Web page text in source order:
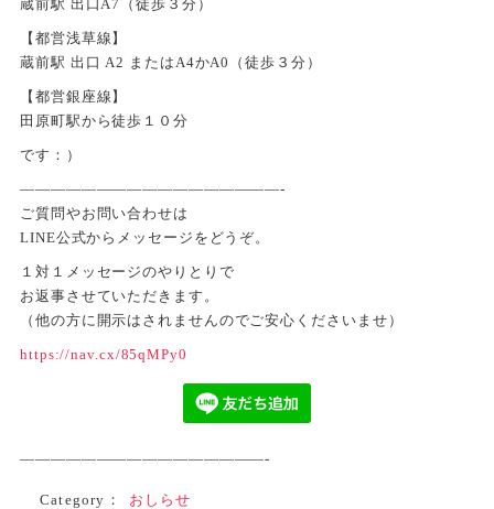
蔵前駅 出口A7（徒歩３分）
【都営浅草線】
蔵前駅 出口 A2 またはA4かA0（徒歩３分）
【都営銀座線】
田原町駅から徒歩１０分
です：）
—————————————————-
ご質問やお問い合わせは
LINE公式からメッセージをどうぞ。
１対１メッセージのやりとりで
お返事させていただきます。
（他の方に開示はされませんのでご安心くださいませ）
https://nav.cx/85qMPy0
————————————————-
Category： おしらせ